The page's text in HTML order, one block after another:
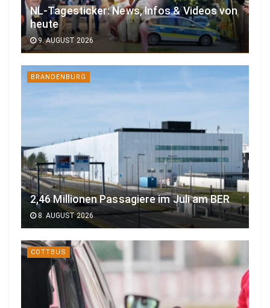
NL-Tagesticker: News, Infos & Videos von
heute
9. AUGUST 2026
BRANDENBURG
2,46 Millionen Passagiere im Juli am BER
8. AUGUST 2026
COTTBUS